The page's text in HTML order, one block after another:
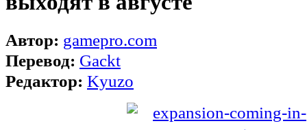
Автор: gamepro.com
Перевод: Gackt
Редактор: Kyuzo